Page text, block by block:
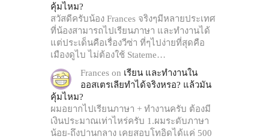
คุ้มไหม?
สวัสดีครับน้อง Frances จริงๆมีหลายประเทศ
ที่น้องสามารถไปเรียนภาษา และทำงานได้
แต่ประเด็นคือเรื่องวีซ่า ที่ๆไปง่ายที่สุดคือ
เมืองดูไบ ไม่ต้องใช้ Stateme…
Frances on เรียน และทำงานใน
ออสเตรเลียทำได้จริงหรอ? แล้วมัน
คุ้มไหม?
ผมอยากไปเรียนภาษา + ทำงานครับ ต้องมี
เงินประมาณเท่าไหร่ครับ 1.ผมระดับภาษา
น้อย-ถึงปานกลาง เคยสอบโทอิดได้แค่ 500